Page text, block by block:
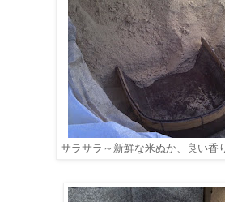
サラサラ～新鮮な米ぬか、良い香